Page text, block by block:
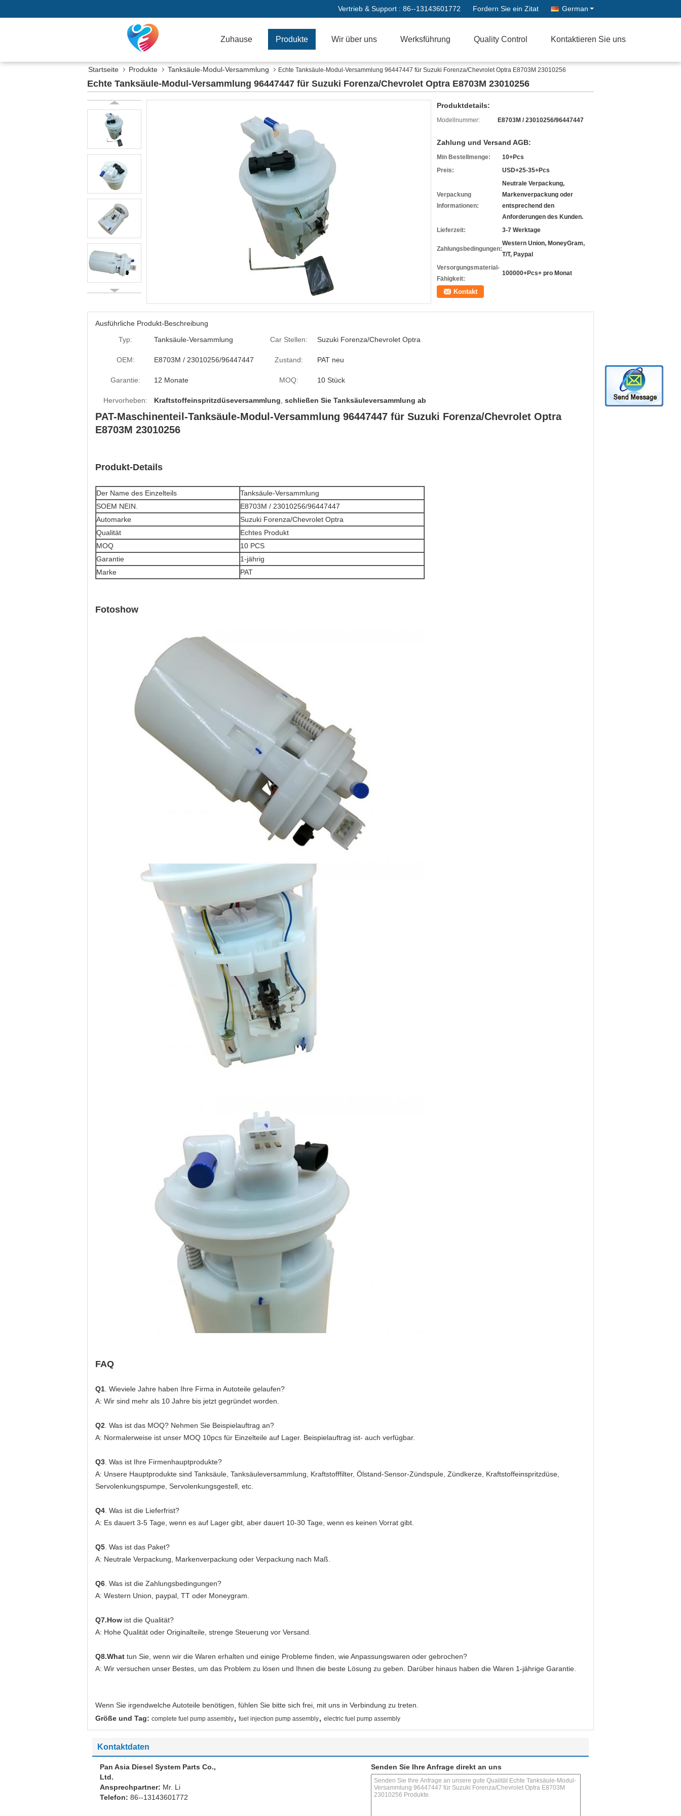
Vertrieb & Support : 86--13143601772 Fordern Sie ein Zitat German
Zuhause Produkte Wir über uns Werksführung Quality Control Kontaktieren Sie uns
Startseite Produkte Tanksäule-Modul-Versammlung Echte Tanksäule-Modul-Versammlung 96447447 für Suzuki Forenza/Chevrolet Optra E8703M 23010256
Echte Tanksäule-Modul-Versammlung 96447447 für Suzuki Forenza/Chevrolet Optra E8703M 23010256
Produktdetails:
Modellnummer: E8703M / 23010256/96447447
Zahlung und Versand AGB:
Min Bestellmenge:
10+Pcs
Preis:
USD+25-35+Pcs
Verpackung
Informationen:
Neutrale Verpackung,
Markenverpackung oder
entsprechend den
Anforderungen des Kunden.
Lieferzeit:
3-7 Werktage
Zahlungsbedingungen:
Western Union, MoneyGram,
T/T, Paypal
Versorgungsmaterial-
Fähigkeit:
100000+Pcs+ pro Monat
Kontakt
Ausführliche Produkt-Beschreibung
Typ:
Tanksäule-Versammlung Car Stellen: Suzuki Forenza/Chevrolet Optra
OEM: E8703M / 23010256/96447447 Zustand: PAT neu
Garantie: 12 Monate MOQ: 10 Stück
Hervorheben: Kraftstoffeinspritzdüseversammlung schließen Sie Tanksäuleversammlung ab
PAT-Maschinenteil-Tanksäule-Modul-Versammlung 96447447 für Suzuki Forenza/Chevrolet Optra
E8703M 23010256
Produkt-Details
Der Name des Einzelteils
Tanksäule-Versammlung
SOEM NEIN.
E8703M / 23010256/96447447
Automarke
Suzuki Forenza/Chevrolet Optra
Qualität
Echtes Produkt
MOQ
10 PCS
Garantie
1-jährig
Marke
PAT
Fotoshow
FAQ
Q1 . Wieviele Jahre haben Ihre Firma in Autoteile gelaufen?
A: Wir sind mehr als 10 Jahre bis jetzt gegründet worden.
Q2 . Was ist das MOQ? Nehmen Sie Beispielauftrag an?
A: Normalerweise ist unser MOQ 10pcs für Einzelteile auf Lager. Beispielauftrag ist- auch verfügbar.
Q3 . Was ist Ihre Firmenhauptprodukte?
A: Unsere Hauptprodukte sind Tanksäule, Tanksäuleversammlung, Kraftstofffilter, Ölstand-Sensor-Zündspule, Zündkerze, Kraftstoffeinspritzdüse,
Servolenkungspumpe, Servolenkungsgestell, etc.
Q4 . Was ist die Lieferfrist?
A: Es dauert 3-5 Tage, wenn es auf Lager gibt, aber dauert 10-30 Tage, wenn es keinen Vorrat gibt.
Q5 . Was ist das Paket?
A: Neutrale Verpackung, Markenverpackung oder Verpackung nach Maß.
Q6 . Was ist die Zahlungsbedingungen?
A: Western Union, paypal, TT oder Moneygram.
Q7.How ist die Qualität?
A: Hohe Qualität oder Originalteile, strenge Steuerung vor Versand.
Q8.What tun Sie, wenn wir die Waren erhalten und einige Probleme finden, wie Anpassungswaren oder gebrochen?
A: Wir versuchen unser Bestes, um das Problem zu lösen und Ihnen die beste Lösung zu geben. Darüber hinaus haben die Waren 1-jährige Garantie.
Wenn Sie irgendwelche Autoteile benötigen, fühlen Sie bitte sich frei, mit uns in Verbindung zu treten.
Größe und Tag: complete fuel pump assembly, fuel injection pump assembly, electric fuel pump assembly
Kontaktdaten
Pan Asia Diesel System Parts Co.,
Ltd.
Ansprechpartner: Mr. Li
Telefon: 86--13143601772
Senden Sie Ihre Anfrage direkt an uns